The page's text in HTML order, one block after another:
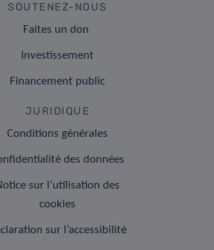
SOUTENEZ-NOUS
Faites un don
Investissement
Financement public
JURIDIQUE
Conditions générales
des données
sur l’utilisation des
cookies
sur l’accessibilité